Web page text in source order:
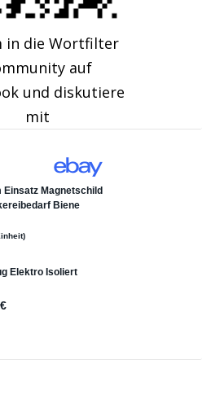
in die Wortfilter
auf
und diskutiere
mit